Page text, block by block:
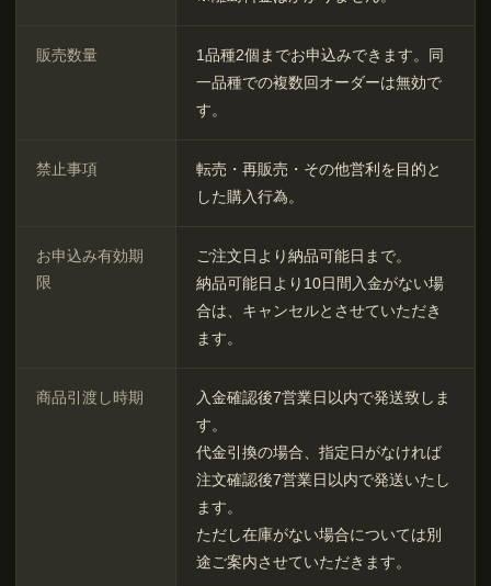
販売数量
1品種2個までお申込みできます。同
一品種での複数回オーダーは無効で
す。
禁止事項
転売・再販売・その他営利を目的と
した購入行為。
お申込み有効期
限
ご注文日より納品可能日まで。
納品可能日より10日間入金がない場
合は、キャンセルとさせていただき
ます。
商品引渡し時期
入金確認後7営業日以内で発送致しま
す。
代金引換の場合、指定日がなければ
注文確認後7営業日以内で発送いたし
ます。
ただし在庫がない場合については別
途ご案内させていただきます。